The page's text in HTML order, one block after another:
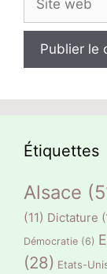
web
Étiquettes
Alsace
(11) Dictature
Démocratie (6)
(28) Etats-